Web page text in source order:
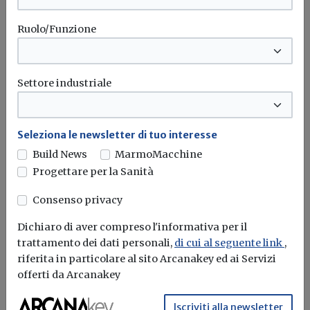
Bando piccoli comuni, in arrivo 160
milioni per la riqualificazione
Redazione Build News
Fondi per oltre 5.500 piccoli comuni. L'obiettivo
principale è qualificare e mantenere...
Ruolo/Funzione
Settore industriale
Seleziona le newsletter di tuo interesse
Build News
MarmoMacchine
Progettare per la Sanità
Consenso privacy
Dichiaro di aver compreso l'informativa per il
trattamento dei dati personali, di cui al seguente link ,
riferita in particolare al sito Arcanakey ed ai Servizi
offerti da Arcanakey
Iscriviti alla newsletter